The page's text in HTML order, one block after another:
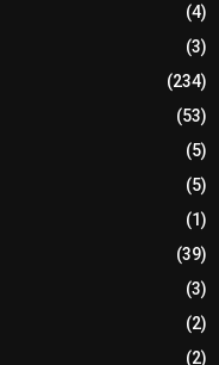
(4)
(3)
(234)
(53)
(5)
(5)
(1)
(39)
(3)
(2)
(2)